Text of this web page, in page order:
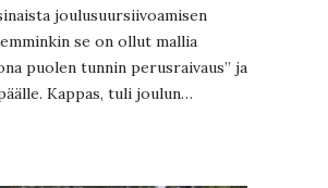
joulusuursiivoamisen
se on ollut mallia
puolen tunnin perusraivaus” ja
Kappas, tuli joulun…